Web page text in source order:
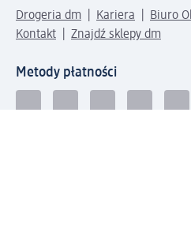
Drogeria dm Kariera
Biuro
Kontakt
Znajdź sklepy dm
Metody płatności